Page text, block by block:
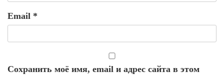
Email *
Сохранить моё имя, email и адрес сайта в этом